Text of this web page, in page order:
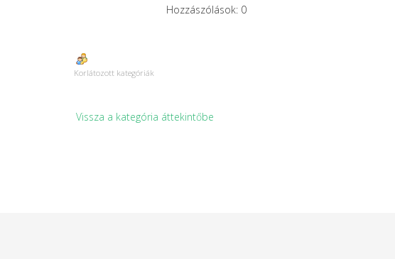
Hozzászólások: 0
Korlátozott kategóriák
Vissza a kategória áttekintőbe